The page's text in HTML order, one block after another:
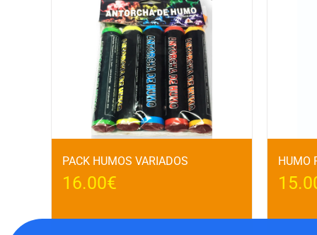
PACK HUMOS VARIADOS
16.00€
HUMO